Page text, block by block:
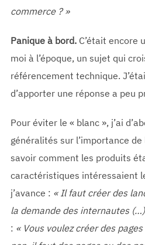
commerce ? »
Panique à bord.C’était encore
moi à l’époque, un sujet qui
référencement technique.
d’apporter une réponse a peu
Pour éviter le « blanc », j’ai
généralités sur l’importance
savoir comment les produits
caractéristiques intéressaient
j’avance : « Il faut créer des
la demande des internautes
: « Vous voulez créer des